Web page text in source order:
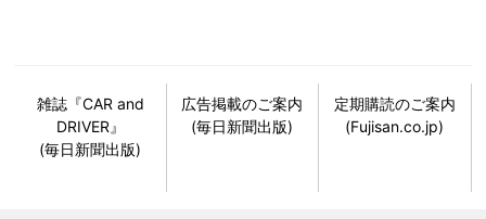
雑誌『CAR and
DRIVER』
(毎日新聞出版)
広告掲載のご案内
(毎日新聞出版)
定期購読のご案内
(Fujisan.co.jp)